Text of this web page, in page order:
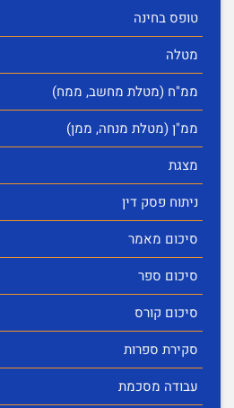
טופס בחינה
מטלה
ממ"ח (מטלת מחשב, ממח)
ממ"ן (מטלת מנחה, ממן)
מצגת
ניתוח פסק דין
סיכום מאמר
סיכום ספר
סיכום קורס
סקירת ספרות
עבודה מסכמת